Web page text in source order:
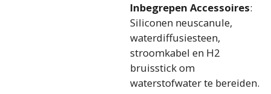
Inbegrepen Accessoires:
Siliconen neuscanule,
waterdiffusiesteen,
stroomkabel en H2
bruisstick om
waterstofwater te bereiden.